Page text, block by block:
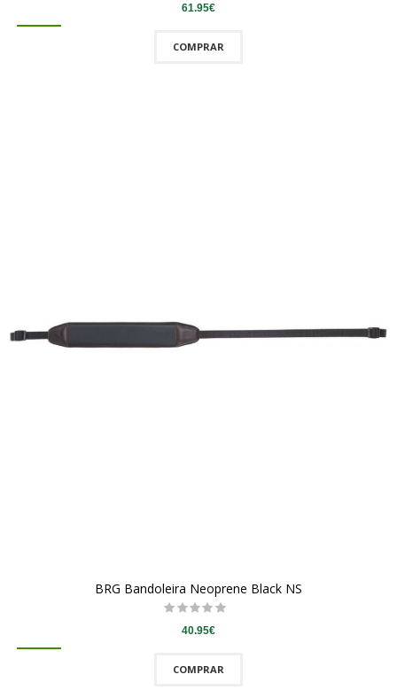
61.95€
COMPRAR
BRG Bandoleira Neoprene Black NS
40.95€
COMPRAR